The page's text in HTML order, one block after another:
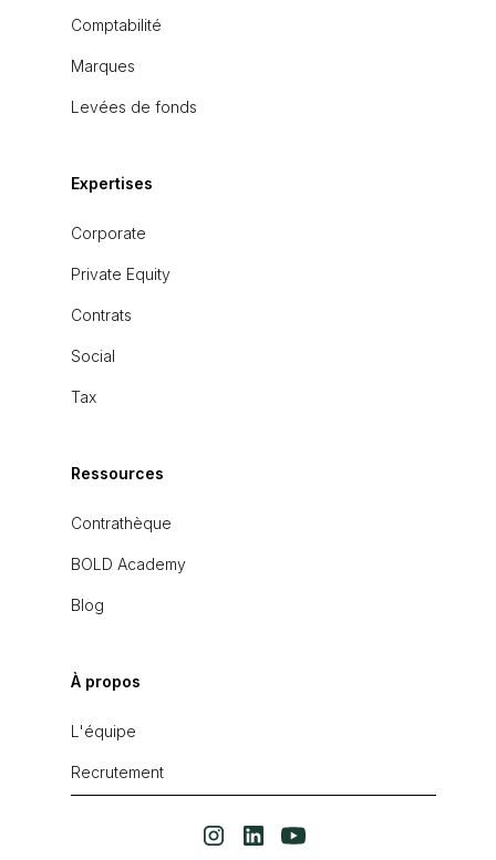
Comptabilité
Marques
Levées de fonds
Expertises
Corporate
Private Equity
Contrats
Social
Tax
Ressources
Contrathèque
BOLD Academy
Blog
À propos
L'équipe
Recrutement